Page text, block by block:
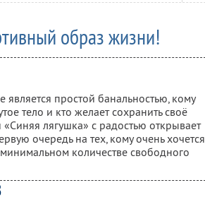
образ жизни!
простой банальностью, кому
тело и кто желает сохранить своё
лягушка» с радостью открывает
очередь на тех, кому очень хочется
количестве свободного